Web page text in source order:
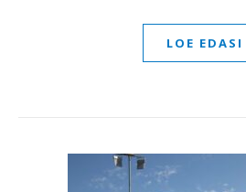
LOE EDASI